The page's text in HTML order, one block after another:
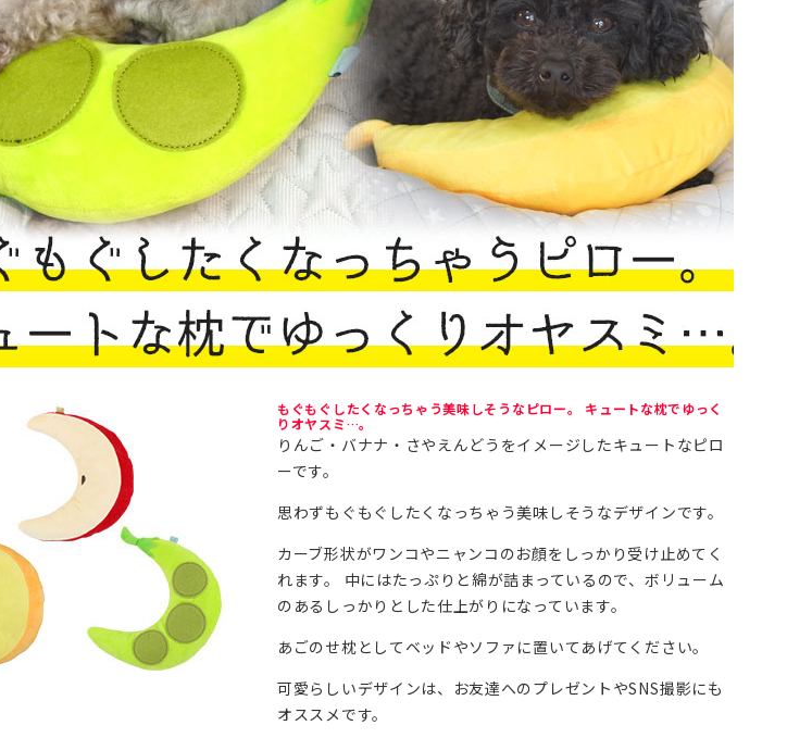
もぐもぐしたくなっちゃう美味しそうなピロー。 キュートな枕でゆっく
りオヤスミ…。
りんご・バナナ・さやえんどうをイメージしたキュートなピロ
ーです。
思わずもぐもぐしたくなっちゃう美味しそうなデザインです。
カーブ形状がワンコやニャンコのお顔をしっかり受け止めてく
れます。 中にはたっぷりと綿が詰まっているので、ボリューム
のあるしっかりとした仕上がりになっています。
あごのせ枕としてベッドやソファに置いてあげてください。
可愛らしいデザインは、お友達へのプレゼントやSNS撮影にも
オススメです。